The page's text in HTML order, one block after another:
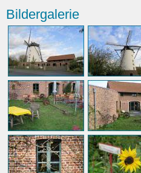
Bildergalerie